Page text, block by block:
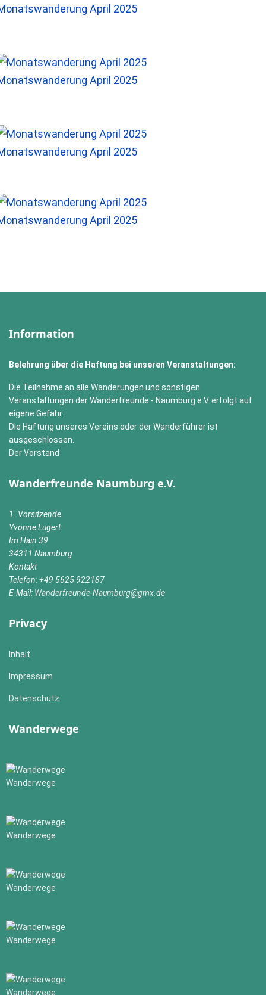
April 2025
April 2025
April 2025
April 2025
Information
Belehrung über die Haftung bei unseren Veranstaltungen:
Die Teilnahme an alle Wanderungen und sonstigen
Veranstaltungen der Wanderfreunde - Naumburg e.V. erfolgt auf
eigene Gefahr.
Die Haftung unseres Vereins oder der Wanderführer ist
ausgeschlossen.
Der Vorstand
Wanderfreunde Naumburg e.V.
1. Vorsitzende
Yvonne Lugert
Im Hain 39
34311 Naumburg
Kontakt
Telefon: +49 5625 922187
E-Mail: Wanderfreunde-Naumburg@gmx.de
Privacy
Inhalt
Impressum
Datenschutz
Wanderwege
Wanderwege
Wanderwege
Wanderwege
Wanderwege
Wanderwege